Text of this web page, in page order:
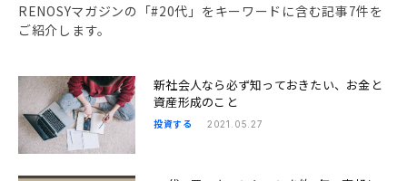
RENOSYマガジンの「#20代」をキーワードに含む記事7件を
ご紹介します。
新社会人なら必ず知っておきたい、お金と
資産形成のこと
投資する 2021.05.27